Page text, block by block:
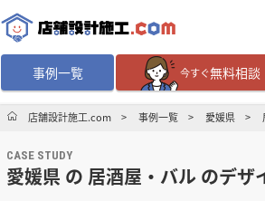
事例一覧 今すぐ無料相談
無料相談
デザイン設計・施工 業者を探す
店舗設計施工.com 事例一覧 愛媛県
CASE STUDY
愛媛県 の 居酒屋・バル のデザ